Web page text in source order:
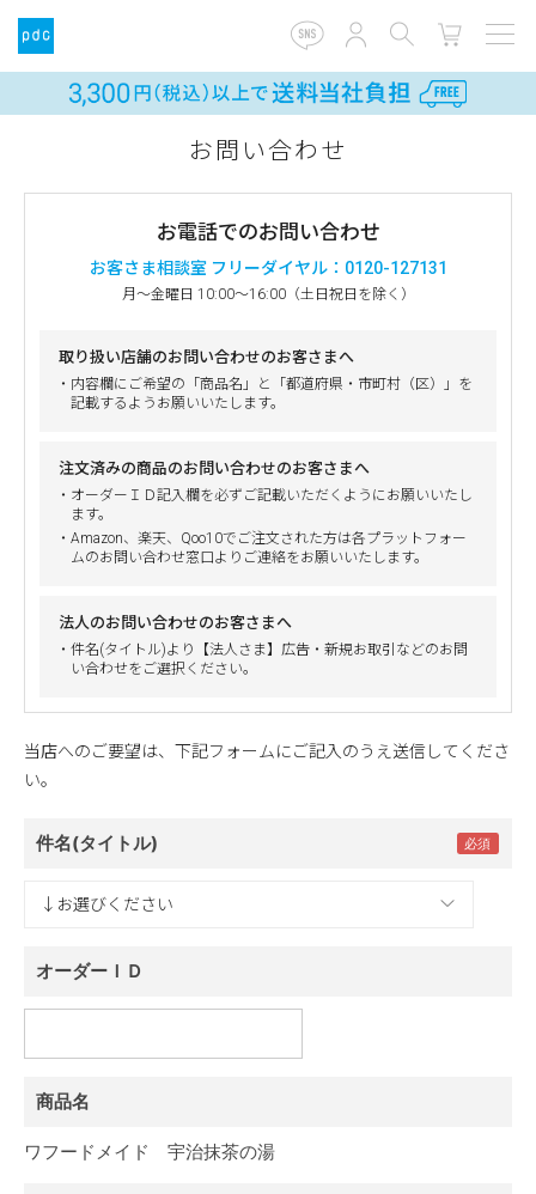
お問い合わせ
お電話でのお問い合わせ
お客さま相談室 フリーダイヤル：0120-127131
月～金曜日 10:00～16:00（土日祝日を除く）
取り扱い店舗のお問い合わせのお客さまへ
・内容欄にご希望の「商品名」と「都道府県・市町村（区）」を
記載するようお願いいたします。
注文済みの商品のお問い合わせのお客さまへ
・オーダーＩＤ記入欄を必ずご記載いただくようにお願いいたし
ます。
・Amazon、楽天、Qoo10でご注文された方は各プラットフォー
ムのお問い合わせ窓口よりご連絡をお願いいたします。
法人のお問い合わせのお客さまへ
・件名(タイトル)より【法人さま】広告・新規お取引などのお問
い合わせをご選択ください。
当店へのご要望は、下記フォームにご記入のうえ送信してくださ
い。
件名(タイトル)
オーダーＩＤ
商品名
ワフードメイド 宇治抹茶の湯